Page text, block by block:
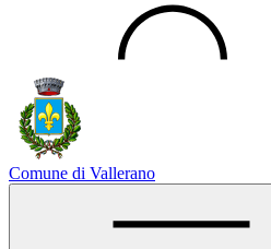
Comune di Vallerano